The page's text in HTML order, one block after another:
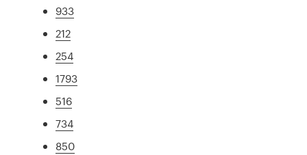
933
212
254
1793
516
734
850